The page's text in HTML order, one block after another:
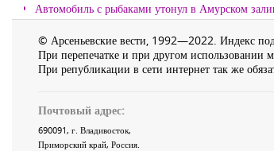
Автомобиль с рыбаками утонул в Амурском
© Арсеньевские вести, 1992—2022. Индекс
При перепечатке и при другом использовании
При републикации в сети интернет так же
Почтовый адрес:
690091, г. Владивосток,
Приморский край, Россия.